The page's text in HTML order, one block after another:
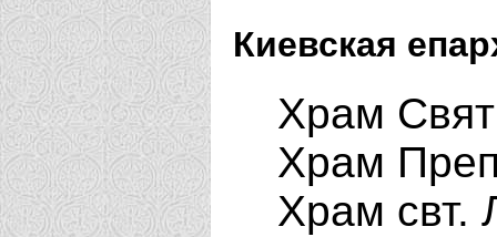
Киевская
Храм
Храм
Храм свт.